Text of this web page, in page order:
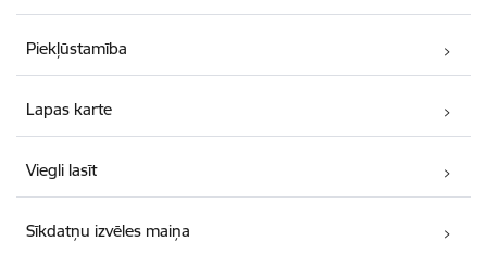
Piekļūstamība
Lapas karte
Viegli lasīt
Sīkdatņu izvēles maiņa